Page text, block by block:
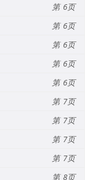
6
6
6
6
6
7
7
7
7
8